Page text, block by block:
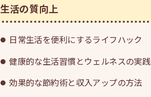
生活の質向上
日常生活を便利にするライフハック
健康的な生活習慣とウェルネスの実践
効果的な節約術と収入アップの方法